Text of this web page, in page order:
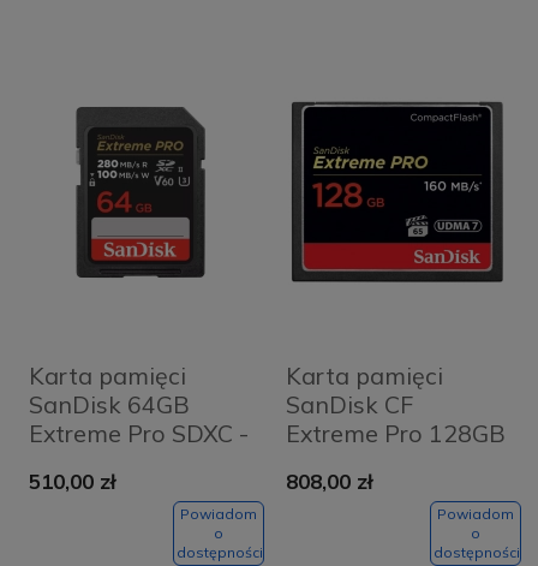
Karta pamięci
SanDisk 64GB
Extreme Pro SDXC -
UHS-II
510,00 zł
Powiadom
o
dostępności
Karta pamięci
SanDisk CF
Extreme Pro 128GB
UDMA7
808,00 zł
Powiadom
o
dostępności